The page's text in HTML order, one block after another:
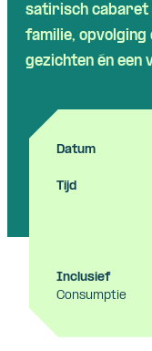
satirisch cabaret
familie, opvolging
gezichten én een
Datum
Tijd
Inclusief
Consumptie